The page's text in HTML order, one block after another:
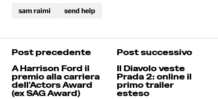
sam raimi send help
Post precedente
A Harrison Ford il
premio alla carriera
dell'Actors Award
(ex SAG Award)
Post successivo
Il Diavolo veste
Prada 2: online il
primo trailer
esteso